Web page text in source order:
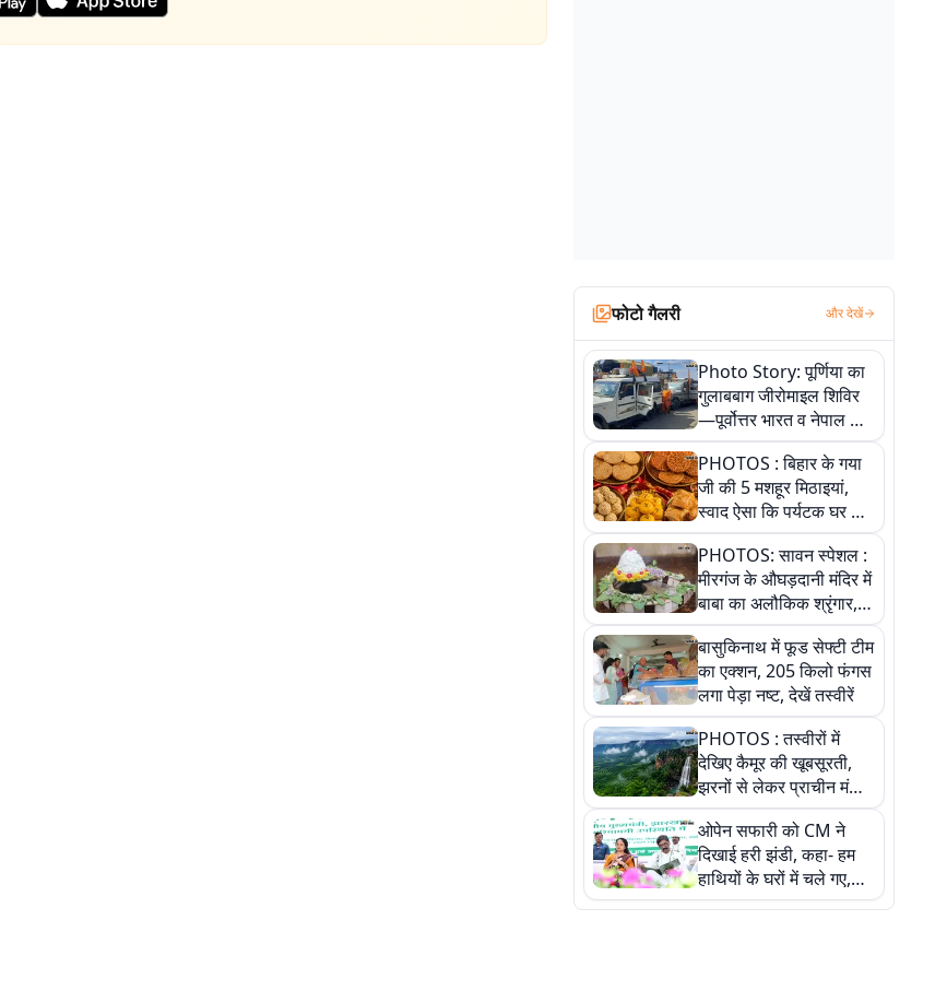
फोटो गैलरी और देखें
Photo Story: पूर्णिया का
गुलाबबाग जीरोमाइल शिविर
—पूर्वोत्तर भारत व नेपाल के
कांवरियों का प्रमुख सेवा धाम
PHOTOS : बिहार के गया
जी की 5 मशहूर मिठाइयां,
स्वाद ऐसा कि पर्यटक घर ले
जाना नहीं भूलते, तस्वीरों में
देखें
PHOTOS: सावन स्पेशल :
मीरगंज के औघड़दानी मंदिर में
बाबा का अलौकिक श्रृंगार,
तस्वीरों में देखें महादेव के कई
मनमोहक स्वरूप
बासुकिनाथ में फूड सेफ्टी टीम
का एक्शन, 205 किलो फंगस
लगा पेड़ा नष्ट, देखें तस्वीरें
PHOTOS : तस्वीरों में
देखिए कैमूर की खूबसूरती,
झरनों से लेकर प्राचीन मंदिरों
तक प्रकृति और आस्था का
अद्भुत संगम
ओपेन सफारी को CM ने
दिखाई हरी झंडी, कहा- हम
हाथियों के घरों में चले गए,
देखें तस्वीरें